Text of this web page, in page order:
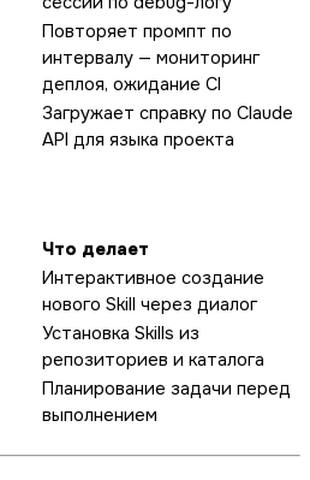
Повторяет промпт по
интервалу — мониторинг
деплоя, ожидание CI
Загружает справку по Claude
API для языка проекта
Что делает
Интерактивное создание
нового Skill через диалог
Установка Skills из
репозиториев и каталога
Планирование задачи перед
выполнением